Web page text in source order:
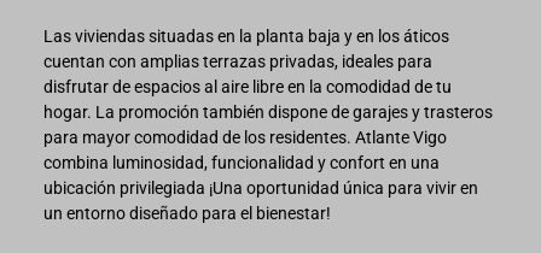
Las viviendas situadas en la planta baja y en los áticos
cuentan con amplias terrazas privadas, ideales para
disfrutar de espacios al aire libre en la comodidad de tu
hogar. La promoción también dispone de garajes y trasteros
para mayor comodidad de los residentes. Atlante Vigo
combina luminosidad, funcionalidad y confort en una
ubicación privilegiada ¡Una oportunidad única para vivir en
un entorno diseñado para el bienestar!